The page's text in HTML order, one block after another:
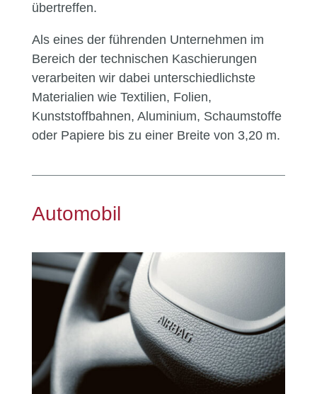
übertreffen.
Als eines der führenden Unternehmen im
Bereich der technischen Kaschierungen
verarbeiten wir dabei unterschiedlichste
Materialien wie Textilien, Folien,
Kunststoffbahnen, Aluminium, Schaumstoffe
oder Papiere bis zu einer Breite von 3,20 m.
Automobil